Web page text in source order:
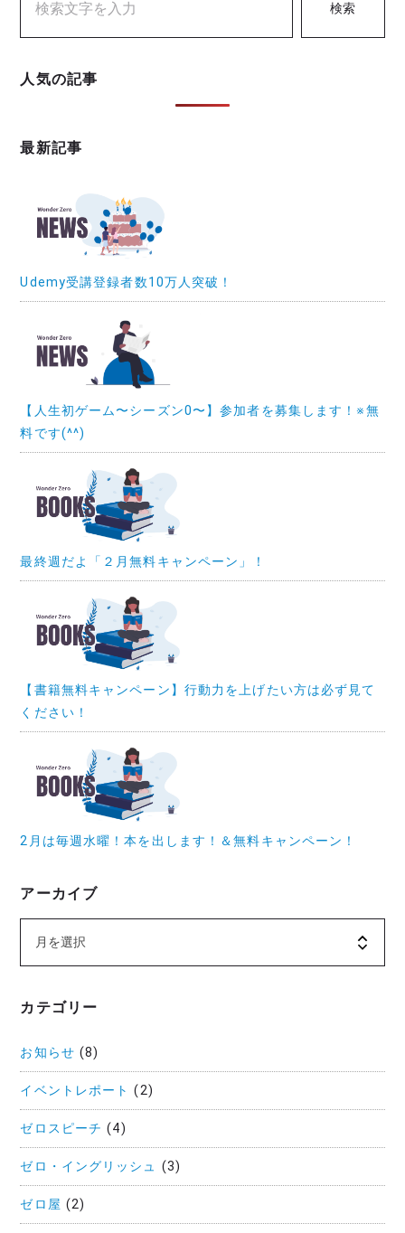
検索
人気の記事
最新記事
Udemy受講登録者数10万人突破！
【人生初ゲーム〜シーズン0〜】参加者を募集します！※無
料です(^^)
最終週だよ「２月無料キャンペーン」！
【書籍無料キャンペーン】行動力を上げたい方は必ず見て
ください！
2月は毎週水曜！本を出します！＆無料キャンペーン！
アーカイブ
カテゴリー
お知らせ (8)
イベントレポート (2)
ゼロスピーチ (4)
ゼロ・イングリッシュ (3)
ゼロ屋 (2)